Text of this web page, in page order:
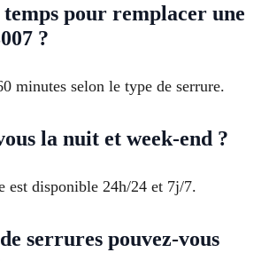
pour remplacer une
?
minutes selon le type de serrure.
la nuit et week-end ?
est disponible 24h/24 et 7j/7.
serrures pouvez-vous